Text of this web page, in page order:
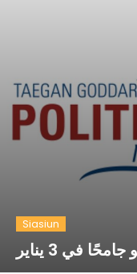
Siasiun
في 3 يناير